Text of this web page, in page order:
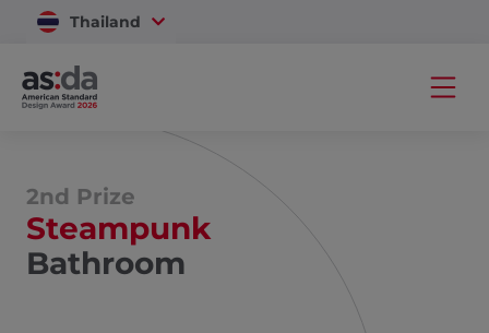
Thailand
Vietnam
2nd Prize
Steampunk
Bathroom